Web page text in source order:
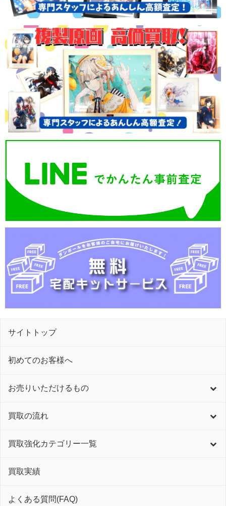
サイトトップ
初めてのお客様へ
お売りいただけるもの
買取の流れ
買取強化カテゴリー一覧
買取実績
よくある質問(FAQ)